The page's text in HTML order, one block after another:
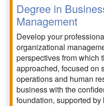
Degree in
Management
Develop your
organizational
perspectives from which
approached, focused on
operations and human
business with the
foundation, supported